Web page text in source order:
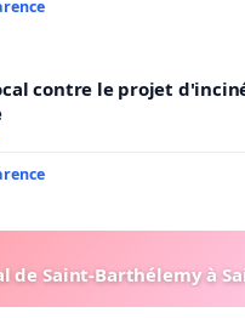
contre le projet
de Saint-Barthélemy à